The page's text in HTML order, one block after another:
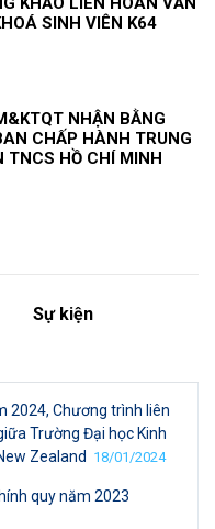
SINH VIÊN K64
NHẬN BẰNG
CHẤP HÀNH TRUNG
TNCS HỒ CHÍ MINH
Sự kiện
2024, Chương trình liên
Trường Đại học Kinh
Zealand 18/01/2024
quy năm 2023